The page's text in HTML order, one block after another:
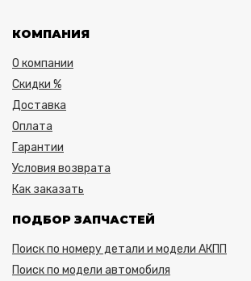
КОМПАНИЯ
О компании
Скидки %
Доставка
Оплата
Гарантии
Условия возврата
Как заказать
ПОДБОР ЗАПЧАСТЕЙ
Поиск по номеру детали и модели АКПП
Поиск по модели автомобиля